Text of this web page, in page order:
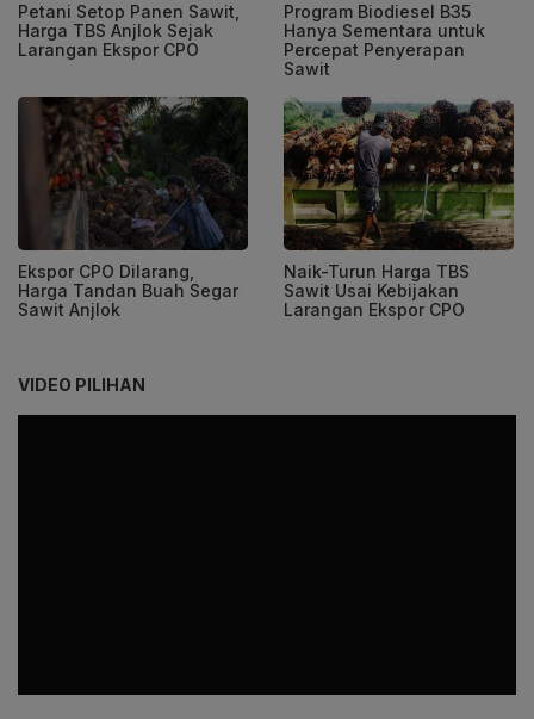
Petani Setop Panen Sawit,
Harga TBS Anjlok Sejak
Larangan Ekspor CPO
Program Biodiesel B35
Hanya Sementara untuk
Percepat Penyerapan
Sawit
Ekspor CPO Dilarang,
Harga Tandan Buah Segar
Sawit Anjlok
Naik-Turun Harga TBS
Sawit Usai Kebijakan
Larangan Ekspor CPO
VIDEO PILIHAN